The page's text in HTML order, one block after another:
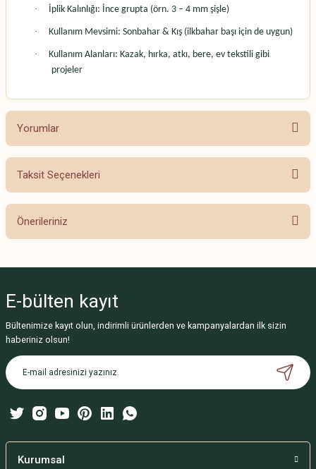
· İplik Kalınlığı: İnce grupta (örn. 3 – 4 mm şişle)
· Kullanım Mevsimi: Sonbahar & Kış (ilkbahar başı için de uygun)
·
Kullanım Alanları: Kazak, hırka, atkı, bere, ev tekstili gibi
projeler
Yorumlar
Taksit Seçenekleri
Önerileriniz
Görüş ve önerileriniz için teşekkür ederiz.
Ürün resmi kalitesiz, bozuk veya görüntülenemiyor.
Ürün açıklamasında eksik bilgiler bulunuyor.
Ürün bilgilerinde hatalar bulunuyor.
Bu ürüne benzer farklı alternatifler olmalı.
E-bülten kayıt
Bültenimize kayıt olun, indirimli ürünlerden ve kampanyalardan ilk sizin
haberiniz olsun!
Kurumsal